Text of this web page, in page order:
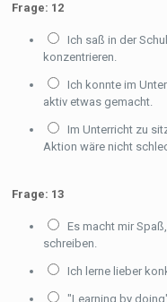
Frage: 12
Ich saß in der
konzentrieren.
Ich konnte im
aktiv etwas gemacht.
Im Unterricht zu
Aktion wäre nicht
Frage: 13
Es macht mir
schreiben.
Ich lerne lieber
"Learning by